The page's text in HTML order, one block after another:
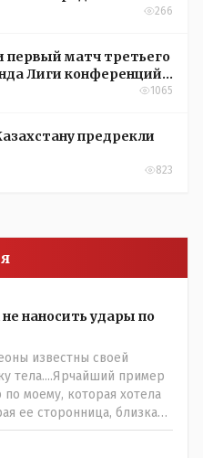
266
первый матч третьего
Лиги конференций
1065
предрекли
823
наносить удары по
известны своей
тела....Ярчайший пример
моему, которая хотела
ее сторонница, близкая
тем более, которые
чтоб он бежал и